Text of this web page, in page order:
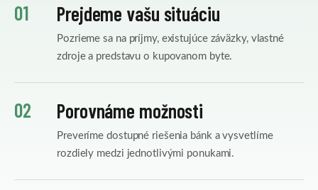
01 Prejdeme vašu situáciu
Pozrieme sa na príjmy, existujúce záväzky, vlastné
zdroje a predstavu o kupovanom byte.
02 Porovnáme možnosti
Preveríme dostupné riešenia bánk a vysvetlíme
rozdiely medzi jednotlivými ponukami.